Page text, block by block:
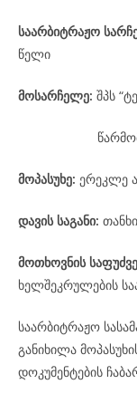
საარბიტრაჟო
წელი
მოსარჩელე: შპს
მოპასუხე: ერეკლე
დავის საგანი:
მოთხოვნის
ხელშეკრულების
საარბიტრაჟო
განიხილა
დოკუმენტების